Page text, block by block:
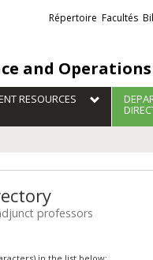
and Operations
Liens
externes
Répertoire Facultés
RESOURCES
professors